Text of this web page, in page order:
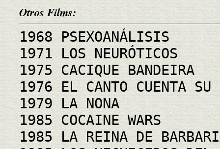
Otros Films:
1968 PSEXOANÁLISIS
1971 LOS NEURÓTICOS
1975 CACIQUE BANDEIRA
1976 EL CANTO CUENTA SU
1979 LA NONA
1985 COCAINE WARS
1985 LA REINA DE